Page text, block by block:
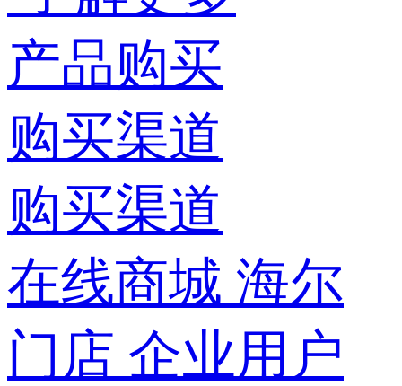
产品购买
购买渠道
购买渠道
在线商城 海尔
门店 企业用户